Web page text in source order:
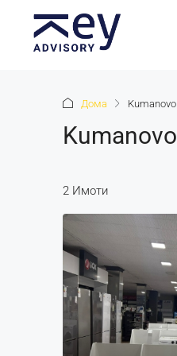
Дома Kumanovo
Kumanovo
2 Имоти